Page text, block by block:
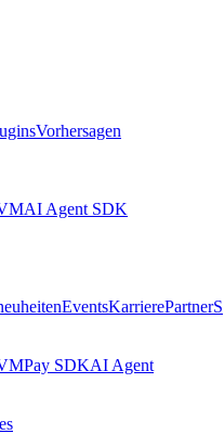
Vorhersagen
AI Agent SDK
EventsKarrierePartnerS
Pay SDKAI Agent